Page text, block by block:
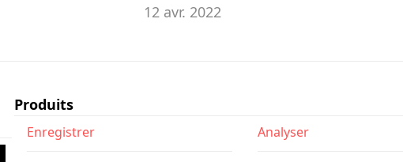
12 avr. 2022
Produits
Enregistrer Analyser